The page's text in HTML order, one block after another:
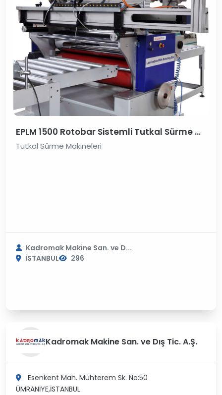
EPLM 1500 Rotobar Sistemli Tutkal Sürme Hattı
Tutkal Sürme Makineleri
Kadromak Makine San. ve D...
İSTANBUL
296
Kadromak Makine San. ve Dış Tic. A.Ş.
Esenkent Mah. Muhterem Sk. No:50
ÜMRANİYE,İSTANBUL